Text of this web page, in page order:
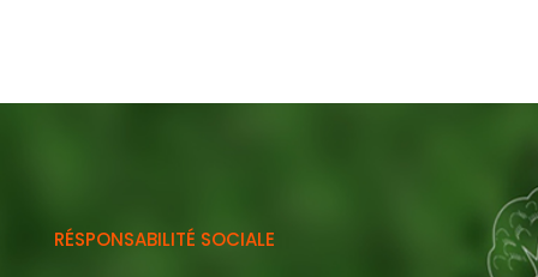
RÉSPONSABILITÉ SOCIALE